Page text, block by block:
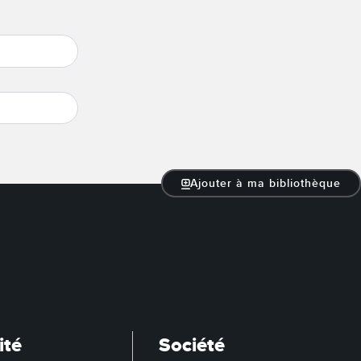
Ajouter à ma bibliothèque
Société